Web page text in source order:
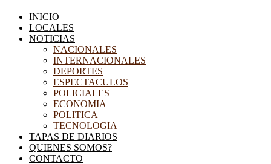
INICIO
LOCALES
NOTICIAS
NACIONALES
INTERNACIONALES
DEPORTES
ESPECTACULOS
POLICIALES
ECONOMIA
POLITICA
TECNOLOGIA
TAPAS DE DIARIOS
QUIENES SOMOS?
CONTACTO